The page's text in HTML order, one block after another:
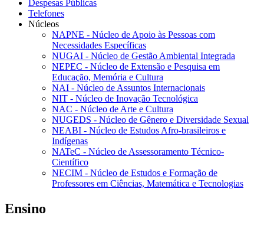
Despesas Públicas
Telefones
Núcleos
NAPNE - Núcleo de Apoio às Pessoas com
Necessidades Específicas
NUGAI - Núcleo de Gestão Ambiental Integrada
NEPEC - Núcleo de Extensão e Pesquisa em
Educação, Memória e Cultura
NAI - Núcleo de Assuntos Internacionais
NIT - Núcleo de Inovação Tecnológica
NAC - Núcleo de Arte e Cultura
NUGEDS - Núcleo de Gênero e Diversidade Sexual
NEABI - Núcleo de Estudos Afro-brasileiros e
Indígenas
NATeC - Núcleo de Assessoramento Técnico-
Científico
NECIM - Núcleo de Estudos e Formação de
Professores em Ciências, Matemática e Tecnologias
Ensino